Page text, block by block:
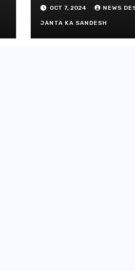
OCT 7, 2024 NEWS
JANTA KA SANDESH
से जुड़ी 12
ग्रीनफील्ड
डीएम ने किया